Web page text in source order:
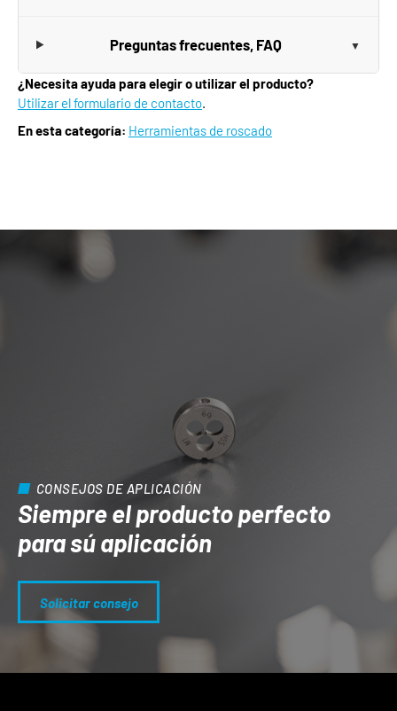
Preguntas frecuentes, FAQ
¿Necesita ayuda para elegir o utilizar el producto?
Utilizar el formulario de contacto.
En esta categoría: Herramientas de roscado
CONSEJOS DE APLICACIÓN
Siempre el producto perfecto
para sú aplicación
Solicitar consejo